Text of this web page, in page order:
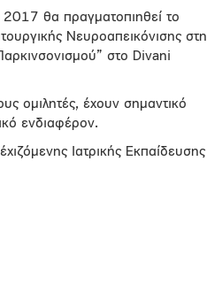
θα πραγματοπιηθεί το
Νευροαπεικόνισης στη
στο Divani
ομιλητές, έχουν σημαντικό
ενδιαφέρον.
Ιατρικής Εκπαίδευσης